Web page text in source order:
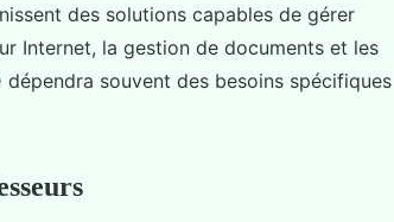
des solutions capables de gérer
Internet, la gestion de documents et les
souvent des besoins spécifiques